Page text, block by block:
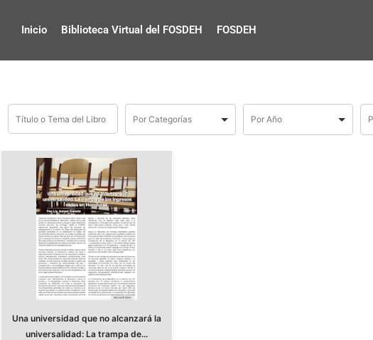
Inicio Biblioteca Virtual del FOSDEH FOSDEH
Una universidad que no alcanzará la
universalidad: La trampa de...